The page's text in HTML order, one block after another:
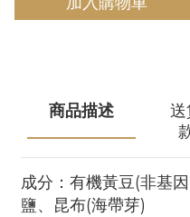
商品描述
成分：有機黃豆(非基
鹽、昆布(海帶芽)